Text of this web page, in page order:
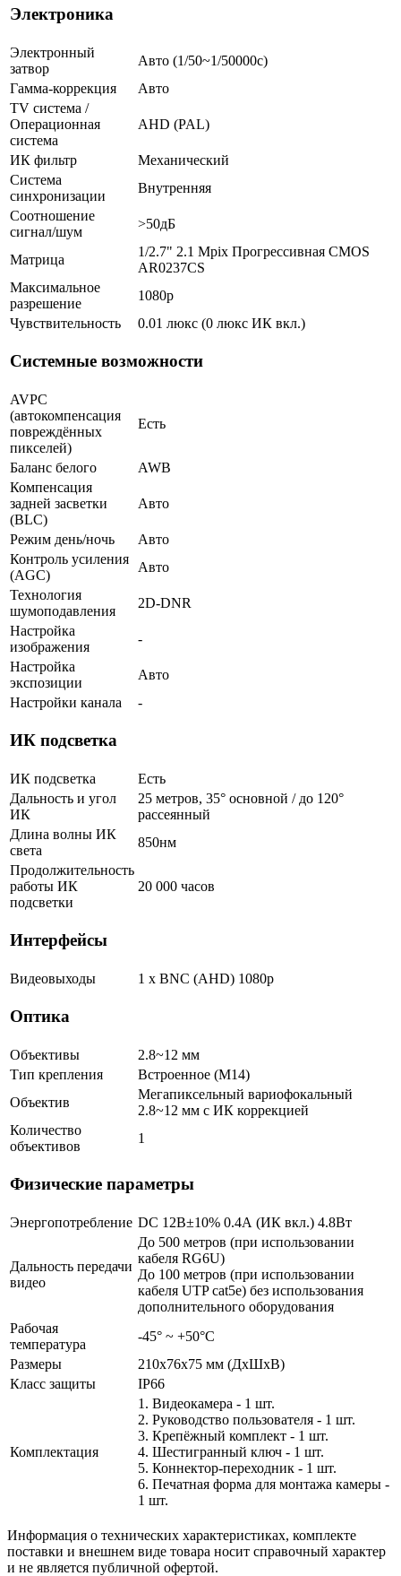
Электроника
Электронный
затвор
Авто (1/50~1/50000с)
Гамма-коррекция
Авто
TV система /
Операционная
система
AHD (PAL)
ИК фильтр
Механический
Система
синхронизации
Внутренняя
Соотношение
сигнал/шум
>50дБ
Матрица
1/2.7" 2.1 Mpix Прогрессивная CMOS
AR0237CS
Максимальное
разрешение
1080p
Чувствительность
0.01 люкс (0 люкс ИК вкл.)
Системные возможности
AVPC
(автокомпенсация
повреждённых
пикселей)
Есть
Баланс белого
AWB
Компенсация
задней засветки
(BLC)
Авто
Режим день/ночь
Авто
Контроль усиления
(AGC)
Авто
Технология
шумоподавления
2D-DNR
Настройка
изображения
-
Настройка
экспозиции
Авто
Настройки канала
-
ИК подсветка
ИК подсветка
Есть
Дальность и угол
ИК
25 метров, 35° основной / до 120°
рассеянный
Длина волны ИК
света
850нм
Продолжительность
работы ИК
подсветки
20 000 часов
Интерфейсы
Видеовыходы 1 x BNC (AHD) 1080p
Оптика
Объективы
2.8~12 мм
Тип крепления
Встроенное (М14)
Объектив
Мегапиксельный вариофокальный
2.8~12 мм c ИК коррекцией
Количество
объективов
1
Физические параметры
Энергопотребление DC 12В±10% 0.4А (ИК вкл.) 4.8Вт
Дальность передачи
видео
До 500 метров (при использовании
кабеля RG6U)
До 100 метров (при использовании
кабеля UTP cat5e) без использования
дополнительного оборудования
Рабочая
температура
-45° ~ +50°С
Размеры
210x76x75 мм (ДхШхВ)
Класс защиты
IP66
Комплектация
1. Видеокамера - 1 шт.
2. Руководство пользователя - 1 шт.
3. Крепёжный комплект - 1 шт.
4. Шестигранный ключ - 1 шт.
5. Коннектор-переходник - 1 шт.
6. Печатная форма для монтажа камеры -
1 шт.
Информация о технических характеристиках, комплекте
поставки и внешнем виде товара носит справочный характер
и не является публичной офертой.